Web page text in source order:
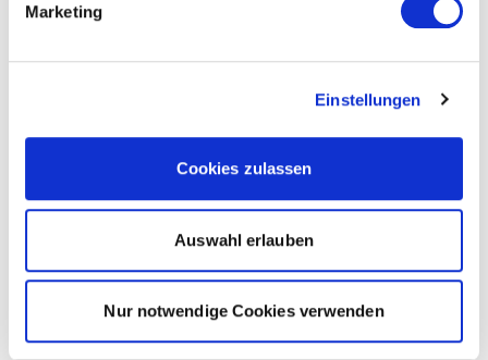
Marketing
Einstellungen
Cookies zulassen
Auswahl erlauben
Nur notwendige Cookies verwenden